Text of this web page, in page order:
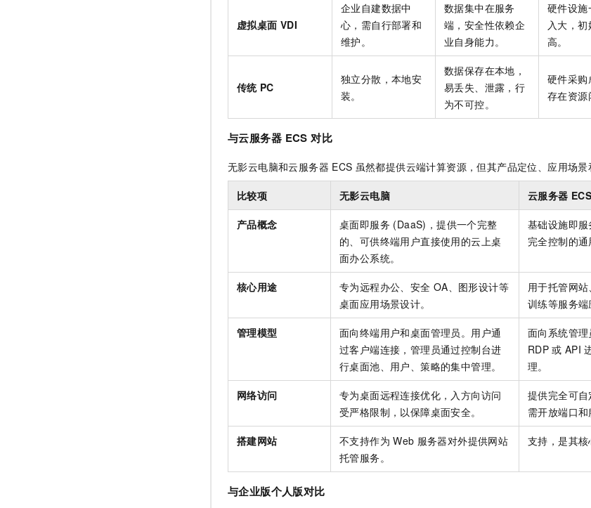
虚拟桌面 VDI
企业自建数据中
心，需自行部署和
维护。
数据集中在服务
端，安全性依赖企
业自身能力。
硬件设施
入大，初
高。
传统 PC
独立分散，本地安
装。
数据保存在本地，
易丢失、泄露，行
为不可控。
硬件采购
存在资源
与云服务器 ECS 对比
无影云电脑和云服务器 ECS 虽然都提供云端计算资源，但其产品定位、应用场景
比较项 无影云电脑 云服务器 ECS
产品概念
桌面即服务 (DaaS)，提供一个完整
的、可供终端用户直接使用的云上桌
面办公系统。
基础设施即
完全控制的通
核心用途 专为远程办公、安全 OA、图形设计等
桌面应用场景设计。
用于托管网
训练等服务端
管理模型
面向终端用户和桌面管理员。用户通
过客户端连接，管理员通过控制台进
行桌面池、用户、策略的集中管理。
面向系统管
RDP 或 API
理。
网络访问
专为桌面远程连接优化，入方向访问
受严格限制，以保障桌面安全。
提供完全可
需开放端口和
搭建网站 不支持作为 Web 服务器对外提供网站
托管服务。
支持，是其核
与企业版个人版对比